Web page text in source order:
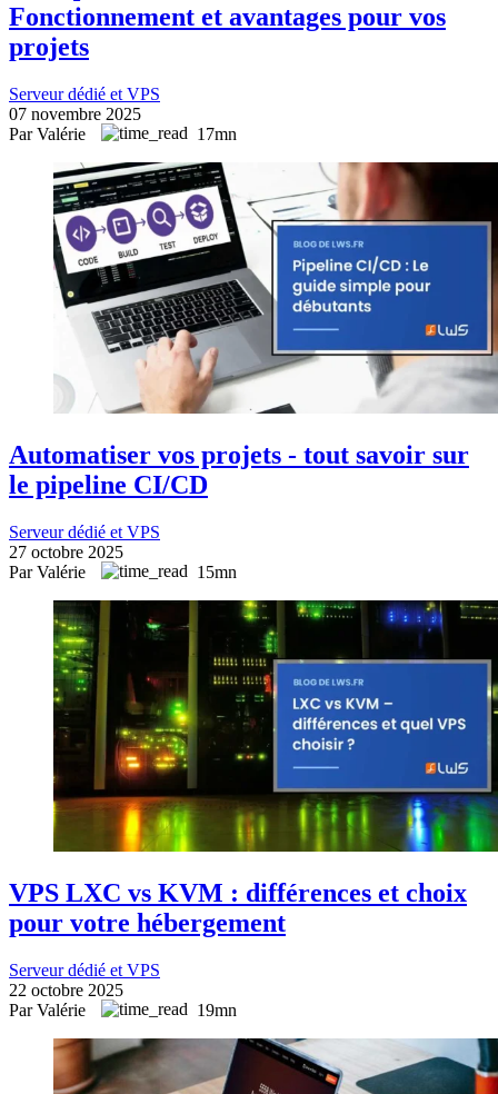
Fonctionnement et avantages pour vos
projets
Serveur dédié et VPS
07 novembre 2025
Par Valérie
17mn
Automatiser vos projets - tout savoir sur
le pipeline CI/CD
Serveur dédié et VPS
27 octobre 2025
Par Valérie
15mn
VPS LXC vs KVM : différences et choix
pour votre hébergement
Serveur dédié et VPS
22 octobre 2025
Par Valérie
19mn